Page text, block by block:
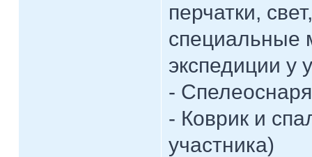
перчатки,
специальные
экспедиции у
-
- Коврик и
участника)